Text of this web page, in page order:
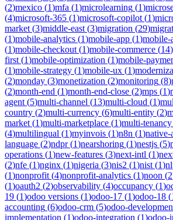
(2)mexico (1)mfa (1)microlearning (1)
(4)microsoft-365 (1)microsoft-copilot (1)
market (3)middle-east (3)migration (29)
(1)mobile-analytics (1)mobile-app (1)mobile-
(1)mobile-checkout (1)mobile-commerce (14)
first (1)mobile-optimization (1)mobile-
(1)mobile-strategy (1)mobile-ux (1)
(2)monday (3)monetization (2)monitoring (8)
(2)month-end (1)month-end-close (2)mps (1)
agent (5)multi-channel (13)multi-cloud (1)
country (2)multi-currency (6)multi-entity (2)
market (1)multi-marketplace (1)multi-tenancy
(4)multilingual (1)myinvois (1)n8n (1)native-
language (2)ndpr(1)nearshoring (1)nestjs (5)
operations (1)new-features (3)next-intl (1)
(2)nfe (1)nginx (1)nigeria (3)nis2 (1)nist (1)
(1)nonprofit (4)nonprofit-analytics (1)noon (2
(1)oauth2 (2)observability (4)occupancy (1)
19 (1)odoo versions (1)odoo-17 (1)odoo-18 (
accounting (6)odoo-crm (5)odoo-
implementation (1)odoo-integration (1)odoo-